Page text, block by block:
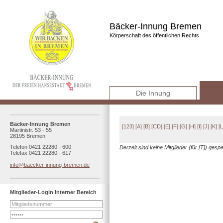
Bäcker-Innung Bremen
Körperschaft des öffentlichen Rechts
Die Innung
Bäcker-Innung Bremen
Martinistr. 53 - 55
28195 Bremen
Telefon 0421 22280 - 600
Telefax 0421 22280 - 617
info@baecker-innung-bremen.de
Mitglieder-Login Interner Bereich
[123] [A] [B] [CD] [E] [F] [G] [H] [I] [J] [K]
Derzeit sind keine Mitglieder (für [T])